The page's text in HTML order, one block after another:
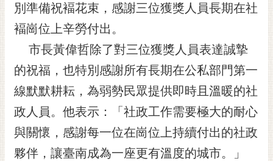
螢
光
桐
花
祭
網
站
別準備祝褔花束，感謝三位獲獎人員長期在社
褔崗位上辛勞付出。
市長黃偉哲除了對三位獲獎人員表達誠摯
的祝福，也特別感謝所有長期在公私部門第一
線默默耕耘，為弱勢民眾提供即時且溫暖的社
政人員。他表示：「社政工作需要極大的耐心
與關懷，感謝每一位在崗位上持續付出的社政
夥伴，讓臺南成為一座更有溫度的城市。」